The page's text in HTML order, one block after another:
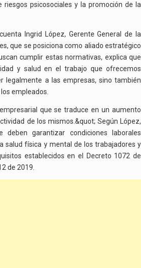
riesgos psicosociales y la promoción de la
Ingrid López, Gerente General de la
que se posicionacomo aliado estratégico
cumplir estas normativas, explica que
y salud en el trabajo que ofrecemos
legalmente a las empresas, sino también
empleados.
que se traduce en un aumento
de los mismos.&quot; Según López,
deben garantizar condiciones laborales
salud física y mental de los trabajadores y
establecidos en el Decreto 1072 de
de 2019.